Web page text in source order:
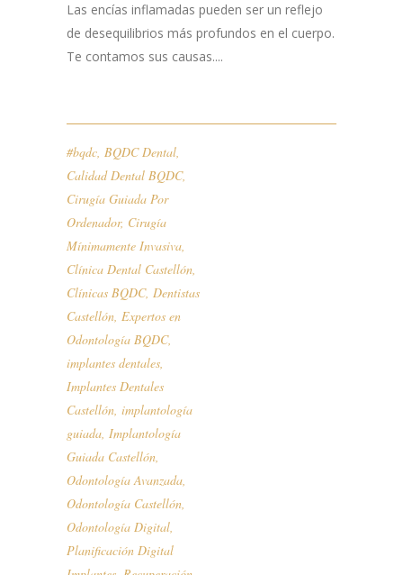
Las encías inflamadas pueden ser un reflejo
de desequilibrios más profundos en el cuerpo.
Te contamos sus causas....
#bqdc, BQDC Dental,
Calidad Dental BQDC,
Cirugía Guiada Por
Ordenador, Cirugía
Mínimamente Invasiva,
Clínica Dental Castellón,
Clínicas BQDC, Dentistas
Castellón, Expertos en
Odontología BQDC,
implantes dentales,
Implantes Dentales
Castellón, implantología
guiada, Implantología
Guiada Castellón,
Odontología Avanzada,
Odontología Castellón,
Odontología Digital,
Planificación Digital